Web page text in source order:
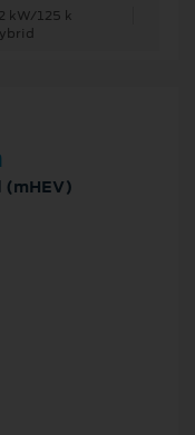
kW/125 k
(mHEV)